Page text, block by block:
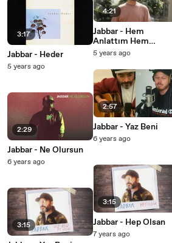
3:17
Jabbar - Heder
5 years ago
2:29
Jabbar - Ne Olursun
6 years ago
3:15
4:21
Jabbar - Hem
Anlattım Hem
Dinledim
5 years ago
2:57
Jabbar - Yaz Beni
6 years ago
3:15
Jabbar - Hep Olsan
7 years ago